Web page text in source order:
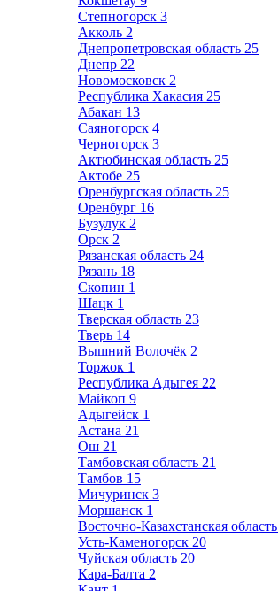
Степногорск 3
Акколь 2
Днепропетровская область 25
Днепр 22
Новомосковск 2
Республика Хакасия 25
Абакан 13
Саяногорск 4
Черногорск 3
Актюбинская область 25
Актобе 25
Оренбургская область 25
Оренбург 16
Бузулук 2
Орск 2
Рязанская область 24
Рязань 18
Скопин 1
Шацк 1
Тверская область 23
Тверь 14
Вышний Волочёк 2
Торжок 1
Республика Адыгея 22
Майкоп 9
Адыгейск 1
Астана 21
Ош 21
Тамбовская область 21
Тамбов 15
Мичуринск 3
Моршанск 1
Восточно-Казахстанская область
Усть-Каменогорск 20
Чуйская область 20
Кара-Балта 2